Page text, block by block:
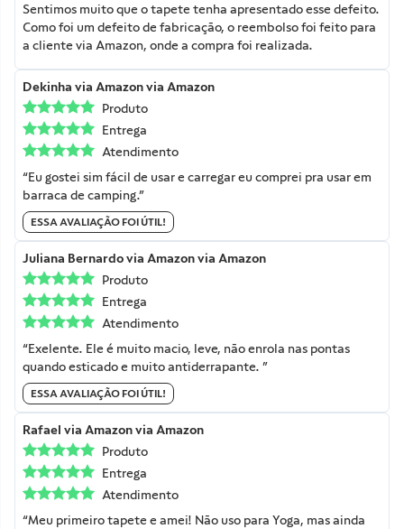
Sentimos muito que o tapete tenha apresentado esse defeito.
Como foi um defeito de fabricação, o reembolso foi feito para
a cliente via Amazon, onde a compra foi realizada.
Dekinha via Amazonvia Amazon
Produto
Entrega
Atendimento
“Eu gostei sim fácil de usar e carregar eu comprei pra usar em
barraca de camping.”
ESSA AVALIAÇÃO FOI ÚTIL!
Juliana Bernardovia Amazonvia Amazon
Produto
Entrega
Atendimento
“Exelente. Ele é muito macio, leve, não enrola nas pontas
quando esticado e muito antiderrapante. ”
ESSA AVALIAÇÃO FOI ÚTIL!
Rafael via Amazonvia Amazon
Produto
Entrega
Atendimento
“Meu primeiro tapete e amei! Não uso para Yoga, mas ainda